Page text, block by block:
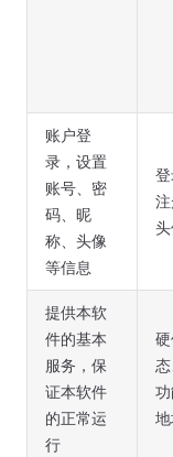
账户登
录，设置
账号、密
码、昵
称、头像
等信息
头
提供本软
件的基本
服务，保
证本软件
的正常运
行